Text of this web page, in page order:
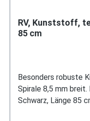
RV, Kunststoff,
85 cm
Besonders robuste
Spirale 8,5 mm breit. RV, Kunststoff, breit, teilbar,
Schwarz, Länge 85